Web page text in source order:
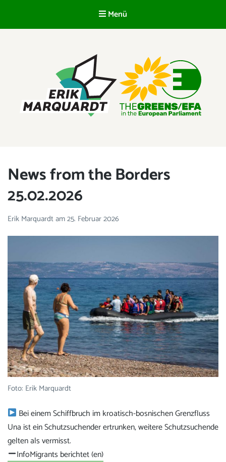
Menü
News from the Borders
25.02.2026
Erik Marquardtam25. Februar 2026
Foto: Erik Marquardt
Bei einem Schiffbruch im kroatisch-bosnischen Grenzfluss
Una ist ein Schutzsuchender ertrunken, weitere Schutzsuchende
gelten als vermisst.
InfoMigrants berichtet (en)